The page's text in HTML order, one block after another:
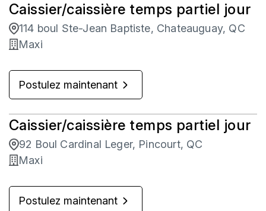
Caissier/caissière temps partiel jour
114 boul Ste-Jean Baptiste, Chateauguay, QC
Maxi
Postulez maintenant
Caissier/caissière temps partiel jour
92 Boul Cardinal Leger, Pincourt, QC
Maxi
Postulez maintenant